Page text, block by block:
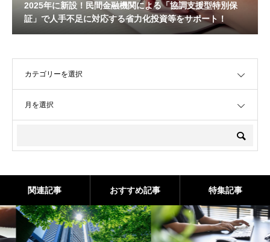
2025年に新設！民間金融機関による「協調支援型特別保
証」で人手不足に対応する省力化投資等をサポート！
関連記事 おすすめ記事 特集記事